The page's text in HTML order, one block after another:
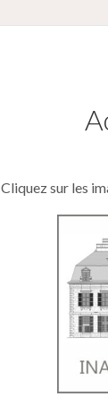
Cliquez sur les